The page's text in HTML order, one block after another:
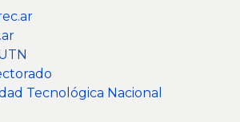
Tecnológica Nacional